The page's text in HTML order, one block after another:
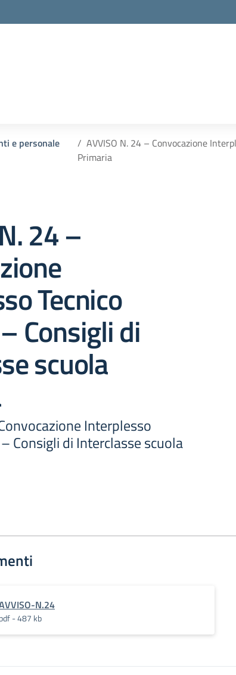
e personale
AVVISO N. 24 – Convocazione
Primaria
24 –
Tecnico
Consigli di
scuola
Interplesso
Consigli di Interclasse scuola
N.24
- 487 kb